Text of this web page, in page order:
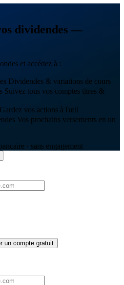
dividendes —
et accédez à :
Dividendes & variations de cours
Suivez tous vos comptes titres &
Gardez vos actions à l'œil
Vos prochains versements en un
· sans engagement
un compte gratuit